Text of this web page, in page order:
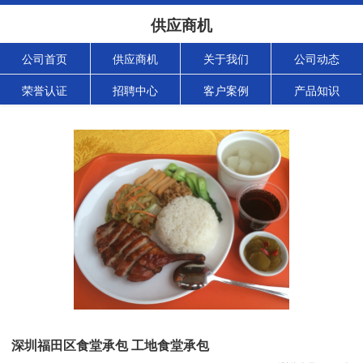
供应商机
公司首页 供应商机 关于我们 公司动态
荣誉认证 招聘中心 客户案例 产品知识
深圳福田区食堂承包 工地食堂承包